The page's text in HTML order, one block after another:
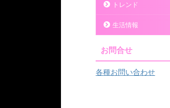
トレンド
生活情報
お問合せ
各種お問い合わせ